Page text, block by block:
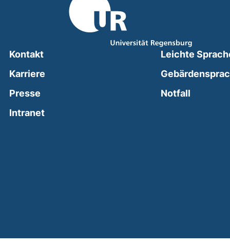
Kontakt
Karriere
Presse
Intranet(external link, opens in a new window)
Leichte
Notfall